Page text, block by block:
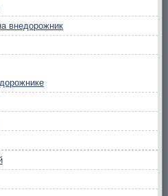
внедорожник